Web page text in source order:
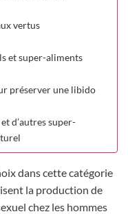
vertus
et super-aliments
préserver une libido
d’autres super-
dans cette catégorie
la production de
chez les hommes